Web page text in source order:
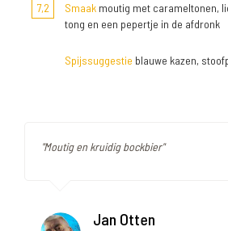
7,2 Smaak moutig met carameltonen,
tong en een pepertje in de afdronk
Spijssuggestie blauwe kazen,
"Moutig en kruidig bockbier"
Jan Otten